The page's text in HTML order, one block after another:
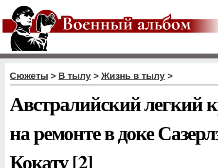
Сюжеты > В тылу > Жизнь в тылу >
Австралийский легкий
на ремонте в доке
Кокату [2]